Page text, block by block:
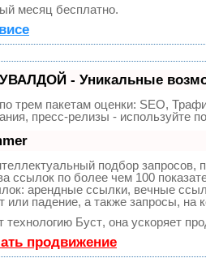
месяц бесплатно.
- Уникальные
трем пакетам оценки: SEO,
пресс-релизы - используйте
подбор
ссылок по более чем 100
арендные ссылки, вечные
или падение, а также запросы, на
технологию Буст, она ускоряет
продвижение